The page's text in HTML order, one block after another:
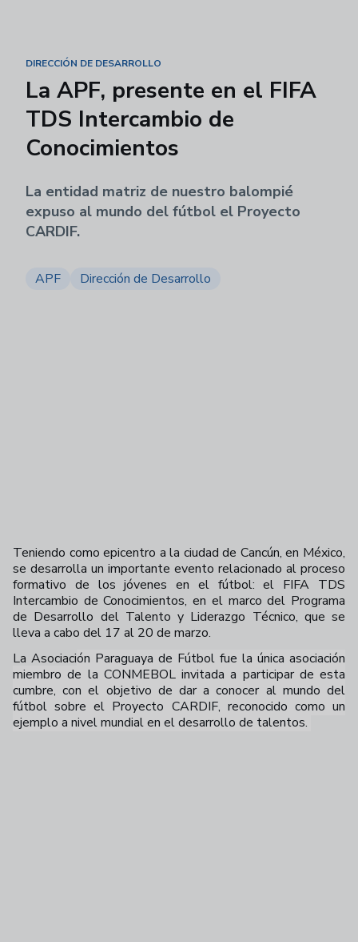
DIRECCIÓN DE DESARROLLO
La APF, presente en el FIFA
TDS Intercambio de
Conocimientos
La entidad matriz de nuestro balompié
expuso al mundo del fútbol el Proyecto
CARDIF.
APF Dirección de Desarrollo
Teniendo como epicentro a la ciudad de Cancún, en México,
se desarrolla un importante evento relacionado al proceso
formativo de los jóvenes en el fútbol: el FIFA TDS
Intercambio de Conocimientos, en el marco del Programa
de Desarrollo del Talento y Liderazgo Técnico, que se
lleva a cabo del 17 al 20 de marzo.
La Asociación Paraguaya de Fútbol fue la única asociación
miembro de la CONMEBOL invitada a participar de esta
cumbre, con el objetivo de dar a conocer al mundo del
fútbol sobre el Proyecto CARDIF, reconocido como un
ejemplo a nivel mundial en el desarrollo de talentos.